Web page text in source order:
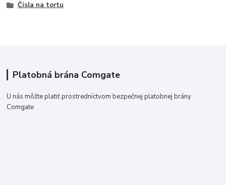
Čísla na tortu
Platobná brána Comgate
U nás môžte platiť prostredníctvom bezpečnej platobnej brány
Comgate